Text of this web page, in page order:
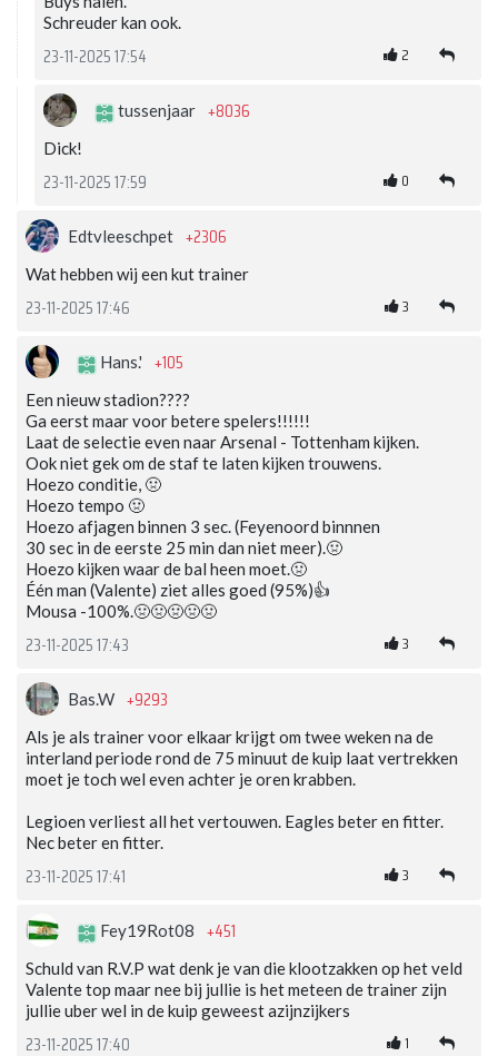
Schreuder kan ook.
23-11-2025 17:54 2
tussenjaar +8036
Dick!
23-11-2025 17:59 0
Edtvleeschpet +2306
Wat hebben wij een kut trainer
23-11-2025 17:46 3
Hans.' +105
Een nieuw stadion????
Ga eerst maar voor betere spelers!!!!!!
Laat de selectie even naar Arsenal - Tottenham kijken.
Ook niet gek om de staf te laten kijken trouwens.
Hoezo conditie, 🤢
Hoezo tempo 🤢
Hoezo afjagen binnen 3 sec. (Feyenoord binnnen
30 sec in de eerste 25 min dan niet meer).🤢
Hoezo kijken waar de bal heen moet.🤢
Één man (Valente) ziet alles goed (95%)👍
Mousa -100%.🤢🤢🤢🤢🤢
23-11-2025 17:43 3
Bas.W +9293
Als je als trainer voor elkaar krijgt om twee weken na de
interland periode rond de 75 minuut de kuip laat vertrekken
moet je toch wel even achter je oren krabben.
Legioen verliest all het vertouwen. Eagles beter en fitter.
Nec beter en fitter.
23-11-2025 17:41 3
Fey19Rot08 +451
Schuld van R.V.P wat denk je van die klootzakken op het veld
Valente top maar nee bij jullie is het meteen de trainer zijn
jullie uber wel in de kuip geweest azijnzijkers
23-11-2025 17:40 1